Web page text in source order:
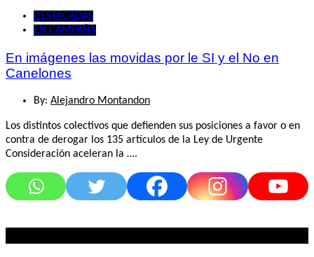
DESTACADAS
EN CAMPAÑA
En imágenes las movidas por le SI y el No en
Canelones
By: Alejandro Montandon
Los distintos colectivos que defienden sus posiciones a favor o en
contra de derogar los 135 artículos de la Ley de Urgente
Consideración aceleran la ….